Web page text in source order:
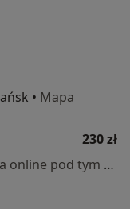
• Mapa
230 zł
Specjalista nie oferuje umawiania online pod tym adresem.